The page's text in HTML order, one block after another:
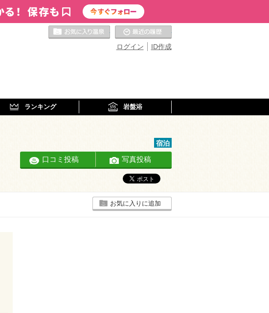
ID作成
ログイン
お気に入りの温泉
ランキング 岩盤浴
宿泊
口コミ投稿 写真投稿
お気に入りに追加